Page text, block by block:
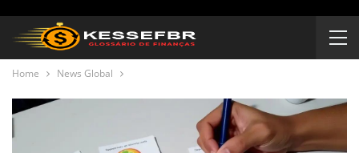
Home News Global